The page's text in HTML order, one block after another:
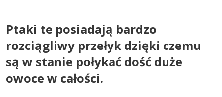
Ptaki te posiadają bardzo
rozciągliwy przełyk dzięki czemu
są w stanie połykać dość duże
owoce w całości.